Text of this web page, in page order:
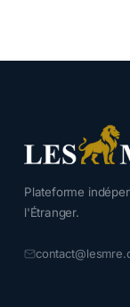
Plateforme
l'Étranger.